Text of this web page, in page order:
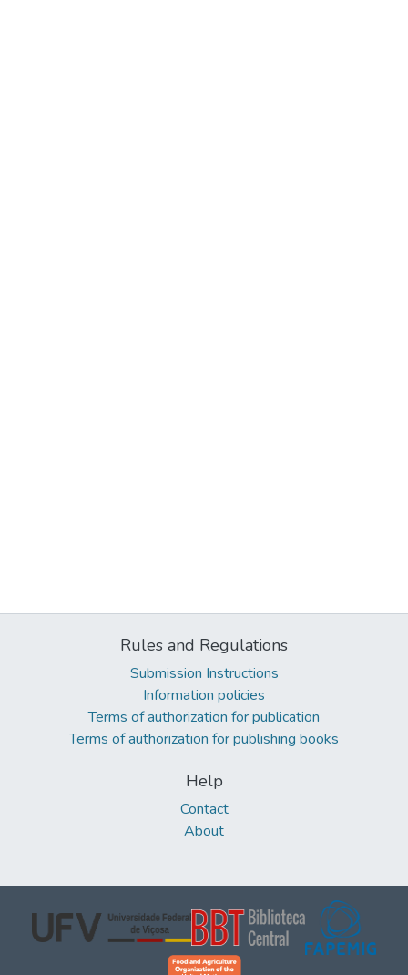
Rules and Regulations
Submission Instructions
Information policies
Terms of authorization for publication
Terms of authorization for publishing books
Help
Contact
About